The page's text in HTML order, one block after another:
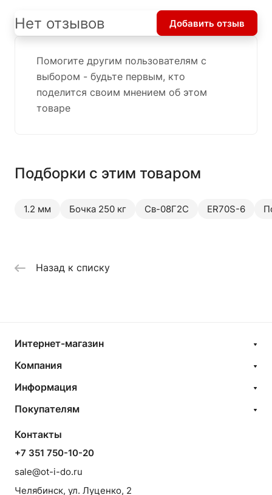
Помогите другим пользователям с
выбором - будьте первым, кто
поделится своим мнением об этом
товаре
Нет отзывов Добавить отзыв
Подборки с этим товаром
1.2 мм Бочка 250 кг Св-08Г2С ER70S-6
Назад к списку
Интернет-магазин
Компания
Информация
Покупателям
Контакты
+7 351 750-10-20
sale@ot-i-do.ru
Челябинск, ул. Луценко, 2